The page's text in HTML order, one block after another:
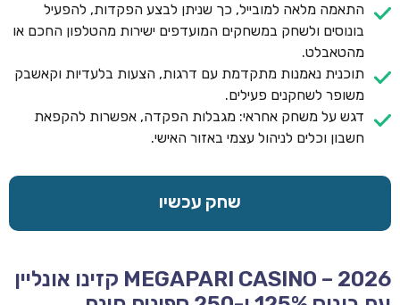
התאמה מלאה למובייל, כך שניתן לבצע הפקדות, להפעיל
בונוסים ולשחק במשחקים המועדפים ישירות מהטלפון החכם או
מהטאבלט.
תוכנית נאמנות מתקדמת עם דרגות, הצעות בלעדיות וקאשבק
משופר לשחקנים פעילים.
דגש על משחק אחראי: מגבלות הפקדה, אפשרות להקפאת
חשבון וכלים לניהול עצמי באזור האישי.
שחק עכשיו
MEGAPARI CASINO – 2026 קזינו אונליין